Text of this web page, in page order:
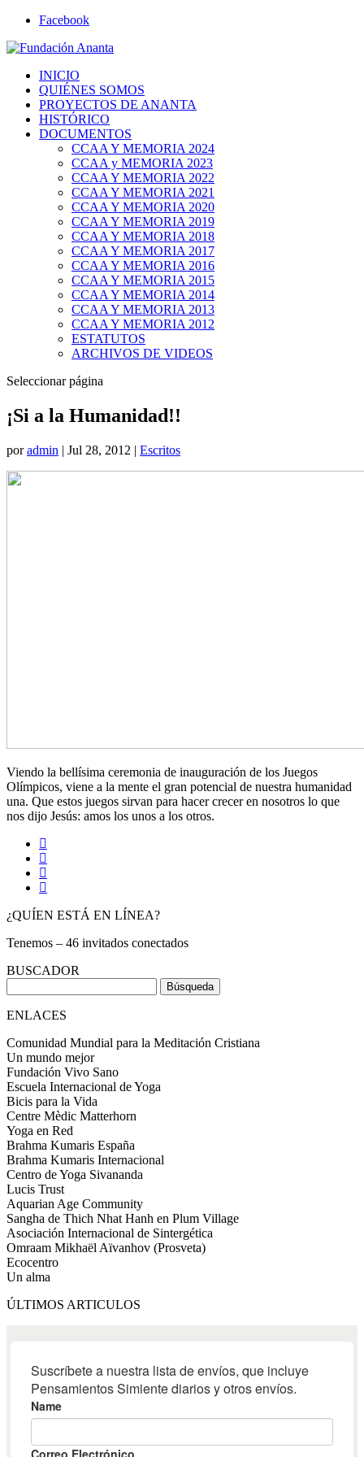
Facebook
INICIO
QUIÉNES SOMOS
PROYECTOS DE ANANTA
HISTÓRICO
DOCUMENTOS
CCAA Y MEMORIA 2024
CCAA y MEMORIA 2023
CCAA Y MEMORIA 2022
CCAA Y MEMORIA 2021
CCAA Y MEMORIA 2020
CCAA Y MEMORIA 2019
CCAA Y MEMORIA 2018
CCAA Y MEMORIA 2017
CCAA Y MEMORIA 2016
CCAA Y MEMORIA 2015
CCAA Y MEMORIA 2014
CCAA Y MEMORIA 2013
CCAA Y MEMORIA 2012
ESTATUTOS
ARCHIVOS DE VIDEOS
Seleccionar página
¡Si a la Humanidad!!
poradmin | Jul 28, 2012 | Escritos
Viendo la bellísima ceremonia de inauguración de los Juegos
Olímpicos, viene a la mente el gran potencial de nuestra humanidad
una. Que estos juegos sirvan para hacer crecer en nosotros lo que
nos dijo Jesús: amos los unos a los otros.
¿QUÍEN ESTÁ EN LÍNEA?
Tenemos – 46 invitados conectados
BUSCADOR
ENLACES
Comunidad Mundial para la Meditación Cristiana
Un mundo mejor
Fundación Vivo Sano
Escuela Internacional de Yoga
Bicis para la Vida
Centre Mèdic Matterhorn
Yoga en Red
Brahma Kumaris España
Brahma Kumaris Internacional
Centro de Yoga Sivananda
Lucis Trust
Aquarian Age Community
Sangha de Thich Nhat Hanh en Plum Village
Asociación Internacional de Sintergética
Omraam Mikhaël Aïvanhov (Prosveta)
Ecocentro
Un alma
ÚLTIMOS ARTICULOS